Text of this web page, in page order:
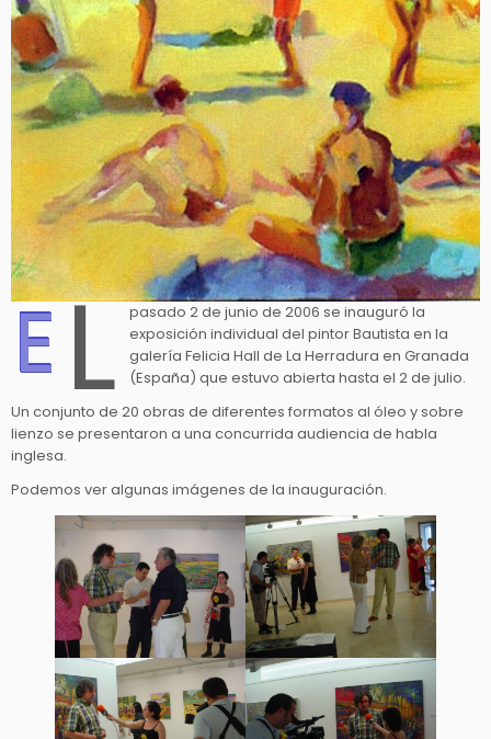
El pasado 2 de junio de 2006 se inauguró la
exposición individual del pintor Bautista en la
galería Felicia Hall de La Herradura en Granada
(España) que estuvo abierta hasta el 2 de julio.
Un conjunto de 20 obras de diferentes formatos al óleo y sobre
lienzo se presentaron a una concurrida audiencia de habla
inglesa.
Podemos ver algunas imágenes de la inauguración.